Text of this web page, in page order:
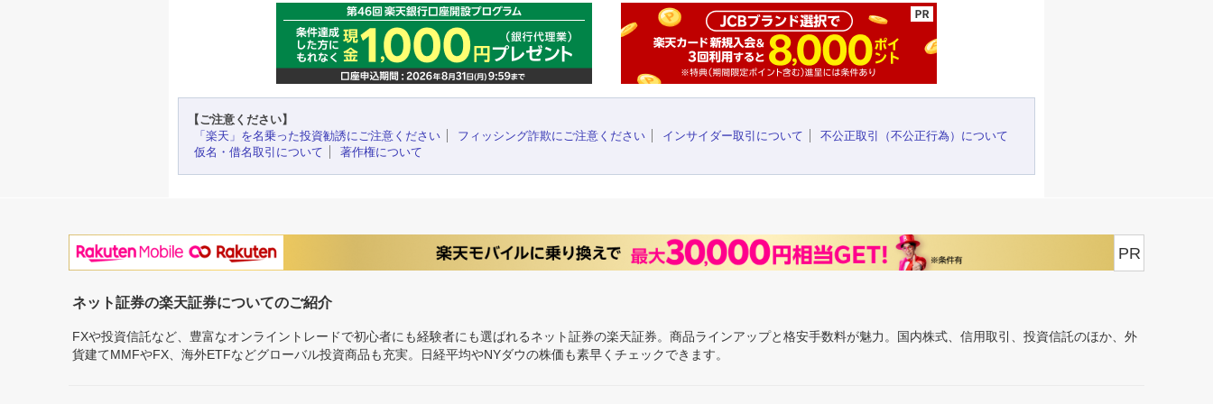
【ご注意ください】
「楽天」を名乗った投資勧誘にご注意ください
フィッシング詐欺にご注意ください インサイダー取引について
不公正取引（不公正行為）について
仮名・借名取引について
著作権について
PR
ネット証券の楽天証券についてのご紹介
FXや投資信託など、豊富なオンライントレードで初心者にも経験者にも選ばれるネット証券の楽天証券。商品ラインアップと格安手数料が魅力。国内株式、信用取引、投資信託のほか、外
貨建てMMFやFX、海外ETFなどグローバル投資商品も充実。日経平均やNYダウの株価も素早くチェックできます。